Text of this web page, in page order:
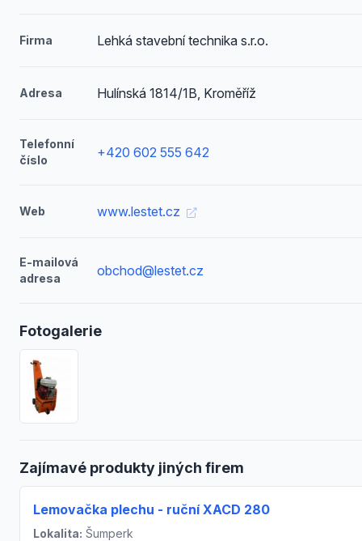
Firma Lehká stavební technika s.r.o.
Adresa Hulínská 1814/1B, Kroměříž
Telefonní
číslo
+420 602 555 642
Web www.lestet.cz
E-mailová
adresa
obchod@lestet.cz
Fotogalerie
Zajímavé produkty jiných firem
Lemovačka plechu - ruční XACD 280
Lokalita: Šumperk